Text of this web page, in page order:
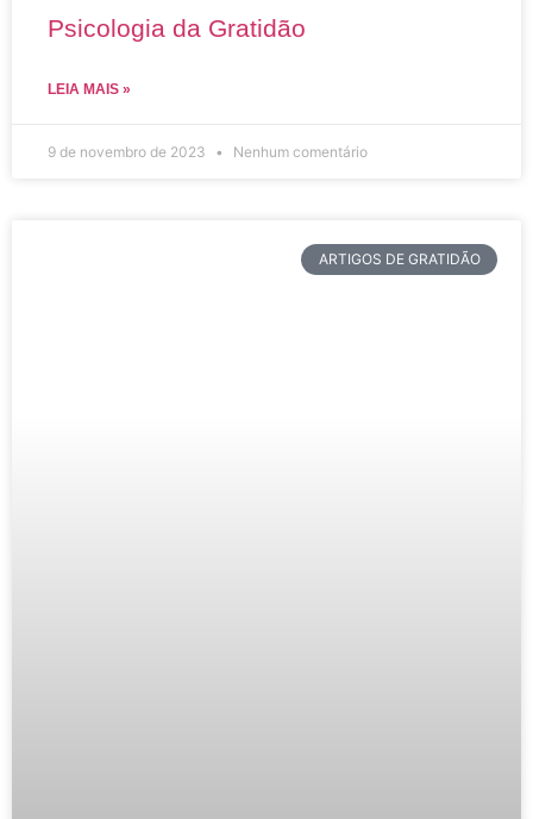
Psicologia da Gratidão
LEIA MAIS »
9 de novembro de 2023 Nenhum comentário
ARTIGOS DE GRATIDÃO